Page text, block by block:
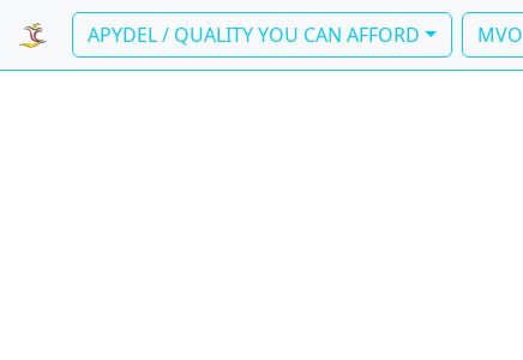
APYDEL / QUALITY YOU CAN AFFORD MVO